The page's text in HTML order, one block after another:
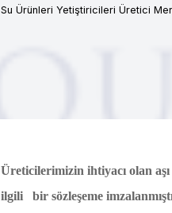
Su Ürünleri Yetiştiricileri Üretici
Üreticilerimizin ihtiyacı olan
ilgili bir sözleşeme